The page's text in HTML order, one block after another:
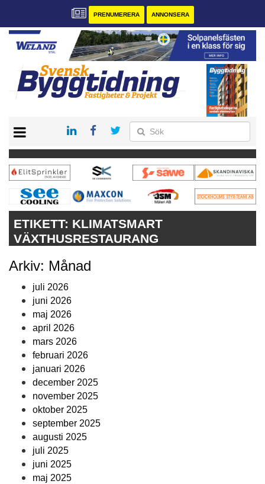
PRENUMERERA ANNONSERA
PRENUMERERA
VÅRA ANDRA MAGASIN
ANNONSERA
KONTAKT
ETIKETT: KLIMATSMART
VÄXTHUSRESTAURANG
Arkiv: Månad
juli 2026
juni 2026
maj 2026
april 2026
mars 2026
februari 2026
januari 2026
december 2025
november 2025
oktober 2025
september 2025
augusti 2025
juli 2025
juni 2025
maj 2025